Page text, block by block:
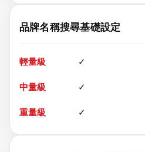
品牌名稱搜尋基礎設定
✓
✓
✓